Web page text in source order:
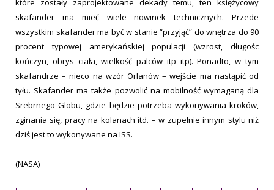
które zostały zaprojektowane dekady temu, ten księżycowy
skafander ma mieć wiele nowinek technicznych. Przede
wszystkim skafander ma być w stanie “przyjąć” do wnętrza do 90
procent typowej amerykańskiej populacji (wzrost, długośc
kończyn, obrys ciała, wielkość palców itp itp). Ponadto, w tym
skafandrze – nieco na wzór Orlanów – wejście ma nastąpić od
tyłu. Skafander ma także pozwolić na mobilność wymaganą dla
Srebrnego Globu, gdzie będzie potrzeba wykonywania kroków,
zginania się, pracy na kolanach itd. – w zupełnie innym stylu niż
dziś jest to wykonywane na ISS.
(NASA)